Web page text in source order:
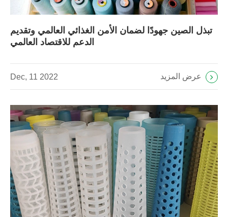
تبذل الصين جهودًا لضمان الأمن الغذائي العالمي وتقديم
الدعم للاقتصاد العالمي
Dec, 11 2022 عرض المزيد